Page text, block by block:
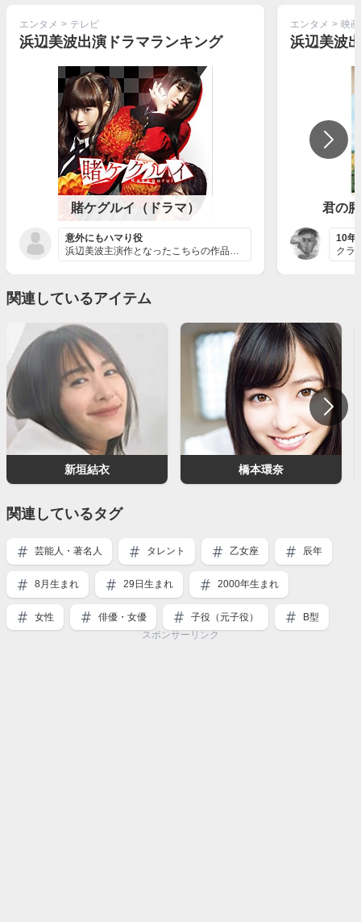
エンタメ > テレビ
浜辺美波出演ドラマランキング
賭ケグルイ（ドラマ）
意外にもハマり役
浜辺美波主演作となったこちらの作品。浜辺美波といえば、...
エンタメ > 映画
浜辺美波
君の
10年
関連しているアイテム
新垣結衣 橋本環奈
関連しているタグ
芸能人・著名人 タレント 乙女座 辰年
8月生まれ 29日生まれ 2000年生まれ
女性 俳優・女優 子役（元子役）
B型
スポンサーリンク